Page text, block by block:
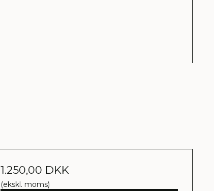
1.250,00 DKK
(ekskl. moms)